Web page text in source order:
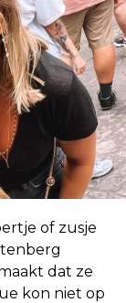
of zusje
dat ze
kon niet op